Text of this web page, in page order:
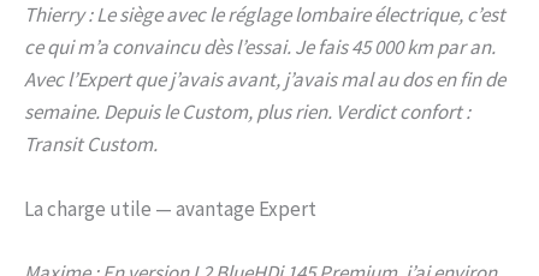
Thierry : Le siège avec le réglage lombaire électrique, c’est
ce qui m’a convaincu dès l’essai. Je fais 45 000 km par an.
Avec l’Expert que j’avais avant, j’avais mal au dos en fin de
semaine. Depuis le Custom, plus rien. Verdict confort :
Transit Custom.
La charge utile — avantage Expert